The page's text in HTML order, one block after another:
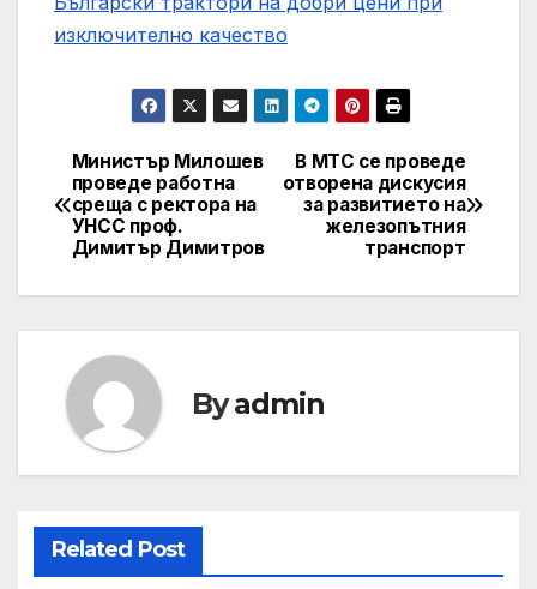
изключително качество
Post
navigation
В МТС се проведе
отворена дискусия
за развитието на
железопътния
транспорт
Министър Милошев
проведе работна
среща с ректора на
УНСС проф.
Димитър Димитров
Byadmin
Related Post